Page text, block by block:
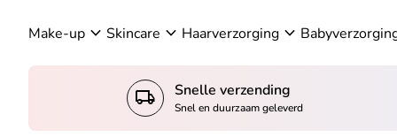
n
Make-up expand_more Skincare expand_more Haarverzorging expand_more
local_shipping Snelle verzending
Snel en duurzaam geleverd